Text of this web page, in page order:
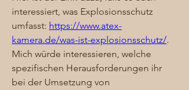
interessiert, was Explosionsschutz
umfasst: https://www.atex-
kamera.de/was-ist-explosionsschutz/.
Mich würde interessieren, welche
spezifischen Herausforderungen ihr
bei der Umsetzung von